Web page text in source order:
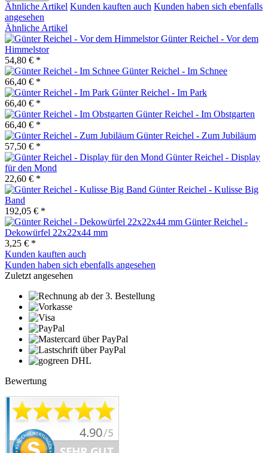
Ähnliche Artikel Kunden kauften auch Kunden haben sich ebenfalls
angesehen
Ähnliche Artikel
Günter Reichel - Vor dem
Himmelstor
54,80 € *
Günter Reichel - Im Schnee
66,40 € *
Günter Reichel - Im Park
66,40 € *
Günter Reichel - Im Obstgarten
66,40 € *
Günter Reichel - Zum Jubiläum
57,50 € *
Günter Reichel - Display
für den Mond
22,60 € *
Günter Reichel - Kulisse Big
Band
192,05 € *
Günter Reichel -
Dekowürfel 22x22x44 mm
3,25 € *
Kunden kauften auch
Kunden haben sich ebenfalls angesehen
Zuletzt angesehen
Bewertung